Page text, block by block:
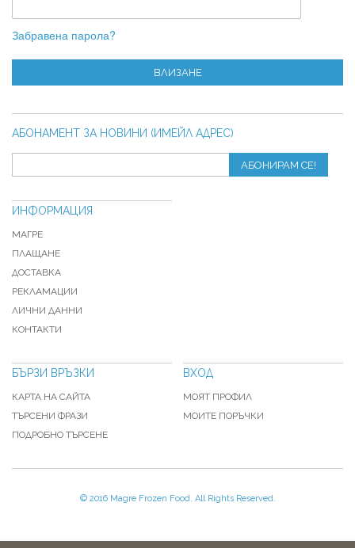
Забравена парола?
ВЛИЗАНЕ
АБОНАМЕНТ ЗА НОВИНИ (ИМЕЙЛ АДРЕС)
АБОНИРАМ СЕ!
ИНФОРМАЦИЯ
МАГРЕ
ПЛАЩАНЕ
ДОСТАВКА
РЕКЛАМАЦИИ
ЛИЧНИ ДАННИ
КОНТАКТИ
БЪРЗИ ВРЪЗКИ
КАРТА НА САЙТА
ТЪРСЕНИ ФРАЗИ
ПОДРОБНО ТЪРСЕНЕ
ВХОД
МОЯТ ПРОФИЛ
МОИТЕ ПОРЪЧКИ
© 2016 Magre Frozen Food. All Rights Reserved.